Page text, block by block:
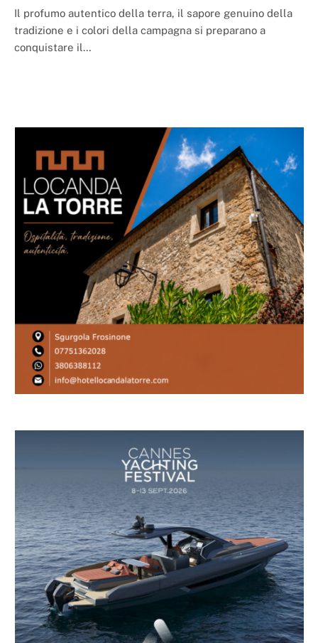
Il profumo autentico della terra, il sapore genuino della
tradizione e i colori della campagna si preparano a
conquistare il…